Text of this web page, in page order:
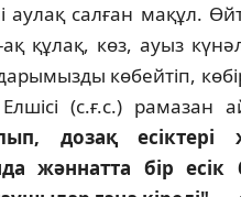
салған мақұл.
құлақ, көз, ауыз
көбейтiп,
(с.ғ.с.) рамазан
дозақ есiктерi
жәннатта бiр